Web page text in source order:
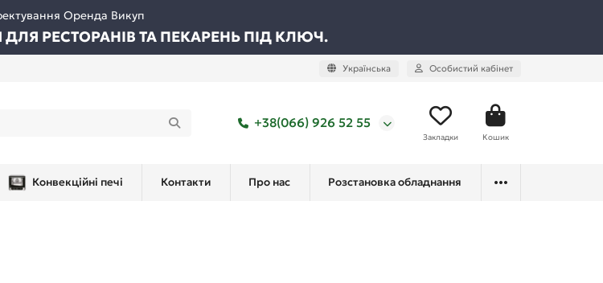
Оренда Викуп
РЕСТОРАНІВ ТА ПЕКАРЕНЬ ПІД КЛЮЧ.
Українська Особистий кабінет
+38(066) 926 52 55
Закладки Кошик
Конвекційні печі Контакти Про нас Розстановка обладнання